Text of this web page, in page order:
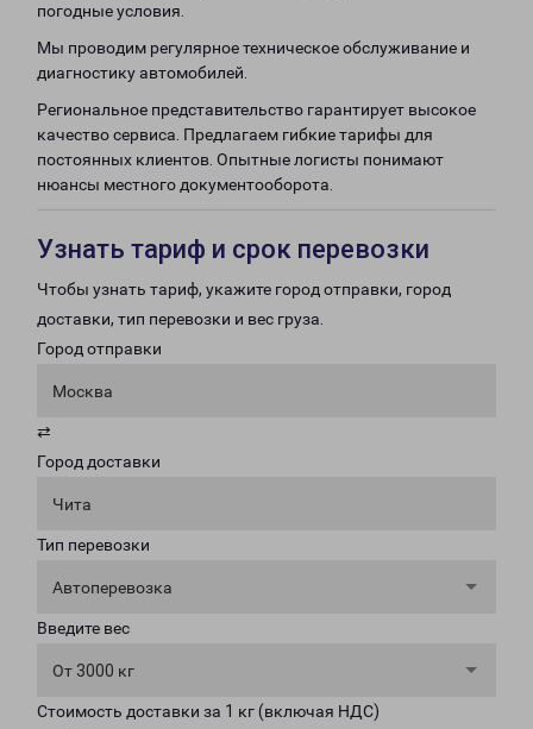
погодные условия.
Мы проводим регулярное техническое обслуживание и
диагностику автомобилей.
Региональное представительство гарантирует высокое
качество сервиса. Предлагаем гибкие тарифы для
постоянных клиентов. Опытные логисты понимают
нюансы местного документооборота.
Узнать тариф и срок перевозки
Чтобы узнать тариф, укажите город отправки, город
доставки, тип перевозки и вес груза.
Город отправки
Москва
⇄
Город доставки
Чита
Тип перевозки
Автоперевозка
Введите вес
От 3000 кг
Стоимость доставки за 1 кг (включая НДС)